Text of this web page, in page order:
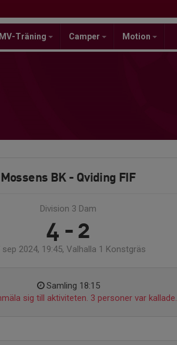
MV-Träning Camper Motion
Mossens BK - Qviding FIF
Division 3 Dam
4 - 2
sep 2024, 19:45, Valhalla 1 Konstgräs
Samling 18:15
sig till aktiviteten. 3 personer var kallade.